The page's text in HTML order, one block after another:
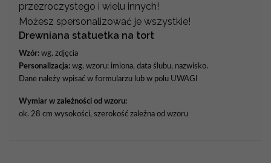
przezroczystego i wielu innych!
Możesz spersonalizować je wszystkie!
Drewniana statuetka na tort
Wzór: wg. zdjęcia
Personalizacja: wg. wzoru: imiona, data ślubu, nazwisko.
Dane należy wpisać w formularzu lub w polu UWAGI
Wymiar w zależności od wzoru:
ok. 28 cm wysokości, szerokość zależna od wzoru